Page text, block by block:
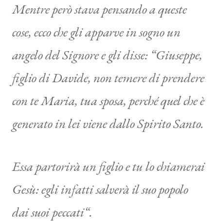
Mentre però stava pensando a queste
cose, ecco che gli apparve in sogno un
angelo del Signore e gli disse: “Giuseppe,
figlio di Davide, non temere di prendere
con te Maria, tua sposa, perché quel che è
generato in lei viene dallo Spirito Santo.
Essa partorirà un figlio e tu lo chiamerai
Gesù: egli infatti salverà il suo popolo
dai suoi peccati“.